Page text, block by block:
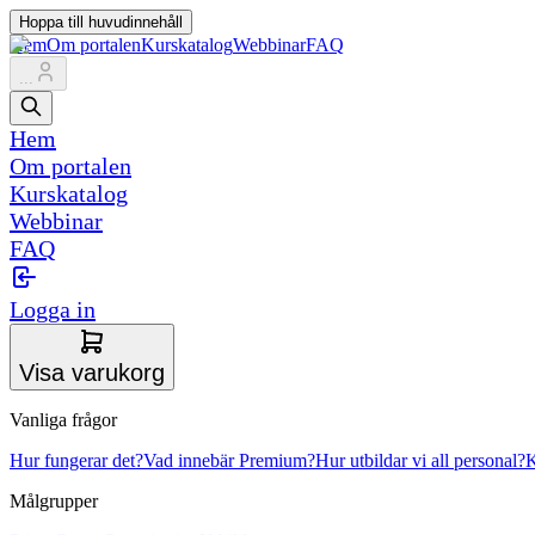
Hoppa till huvudinnehåll
HemOm portalenKurskatalogWebbinarFAQ
...
Hem
Om portalen
Kurskatalog
Webbinar
FAQ
Logga in
Visa varukorg
Vanliga frågor
Hur fungerar det?Vad innebär Premium?Hur utbildar vi all personal?
Målgrupper